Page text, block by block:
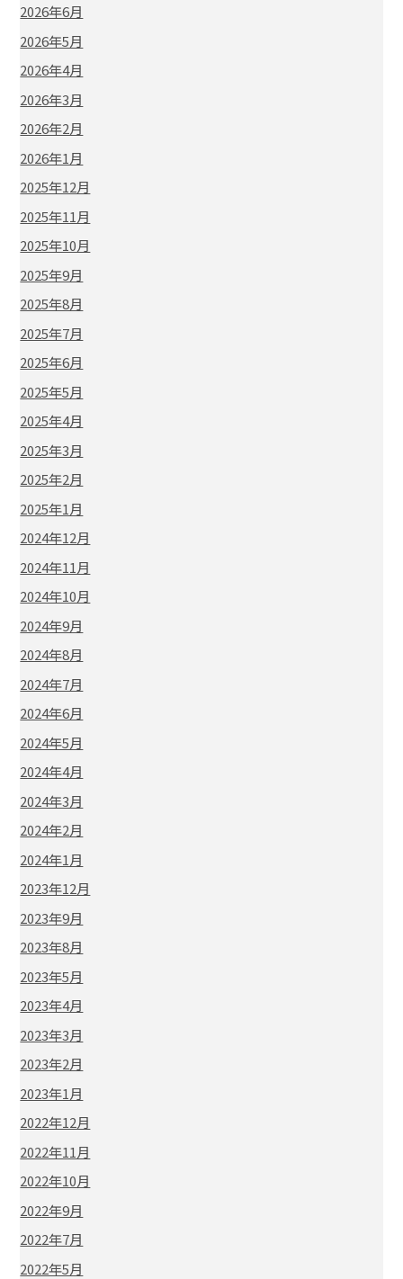
2026年6月
2026年5月
2026年4月
2026年3月
2026年2月
2026年1月
2025年12月
2025年11月
2025年10月
2025年9月
2025年8月
2025年7月
2025年6月
2025年5月
2025年4月
2025年3月
2025年2月
2025年1月
2024年12月
2024年11月
2024年10月
2024年9月
2024年8月
2024年7月
2024年6月
2024年5月
2024年4月
2024年3月
2024年2月
2024年1月
2023年12月
2023年9月
2023年8月
2023年5月
2023年4月
2023年3月
2023年2月
2023年1月
2022年12月
2022年11月
2022年10月
2022年9月
2022年7月
2022年5月